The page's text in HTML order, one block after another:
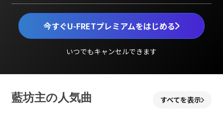
今すぐU-FRETプレミアムをはじめる
いつでもキャンセルできます
藍坊主の人気曲 すべてを表示